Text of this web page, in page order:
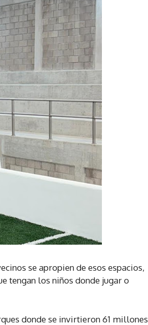
se apropien de esos espacios,
tengan los niños donde jugar o
donde se invirtieron 61 millones